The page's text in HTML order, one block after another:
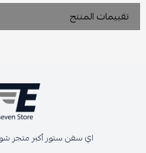
تقييمات المنتج
اي سفن ستور أكبر متجر